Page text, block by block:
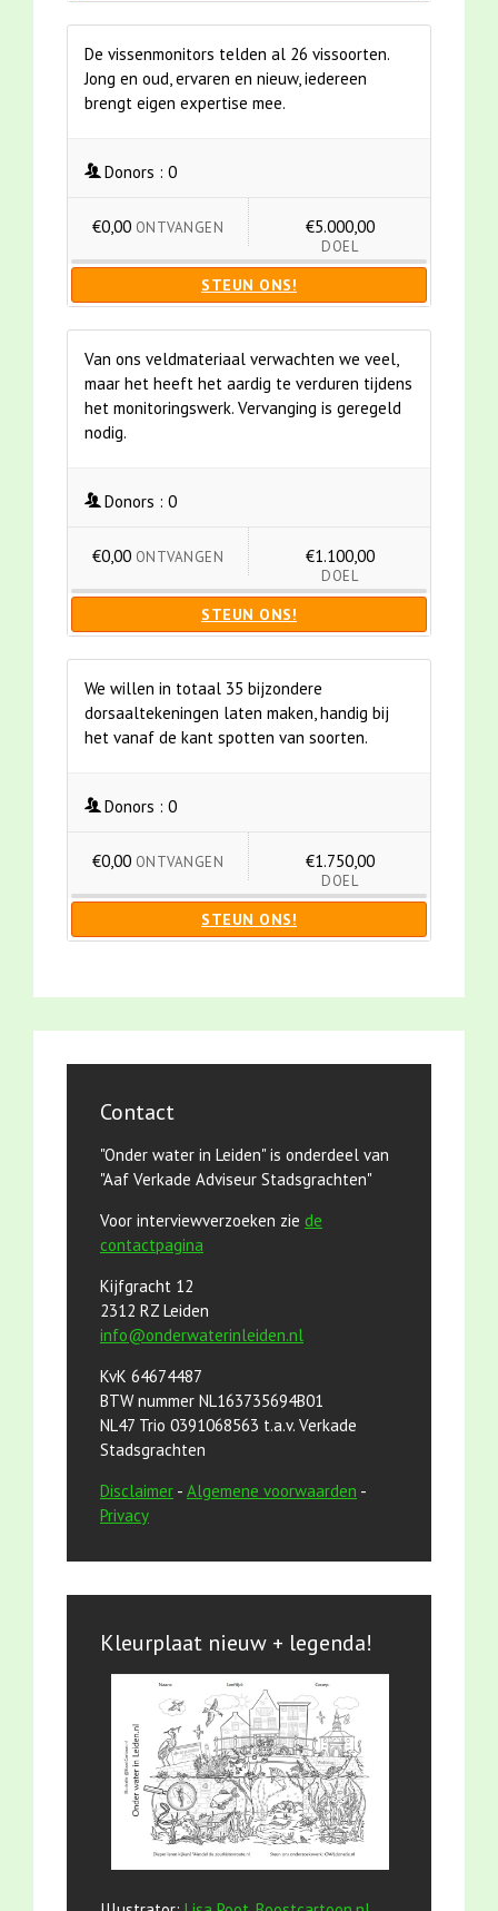
De vissenmonitors telden al 26 vissoorten.
Jong en oud, ervaren en nieuw, iedereen
brengt eigen expertise mee.
Donors : 0
€0,00 ONTVANGEN €5.000,00
DOEL
STEUN ONS!
Van ons veldmateriaal verwachten we veel,
maar het heeft het aardig te verduren tijdens
het monitoringswerk. Vervanging is geregeld
nodig.
Donors : 0
€0,00 ONTVANGEN €1.100,00
DOEL
STEUN ONS!
We willen in totaal 35 bijzondere
dorsaaltekeningen laten maken, handig bij
het vanaf de kant spotten van soorten.
Donors : 0
€0,00 ONTVANGEN €1.750,00
DOEL
STEUN ONS!
Contact
"Onder water in Leiden" is onderdeel van
"Aaf Verkade Adviseur Stadsgrachten"
Voor interviewverzoeken zie de
contactpagina
Kijfgracht 12
2312 RZ Leiden
info@onderwaterinleiden.nl
KvK 64674487
BTW nummer NL163735694B01
NL47 Trio 0391068563 t.a.v. Verkade
Stadsgrachten
Disclaimer - Algemene voorwaarden -
Privacy
Kleurplaat nieuw + legenda!